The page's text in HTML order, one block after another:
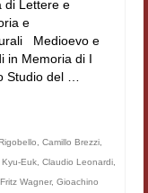
di Lettere e
e
Medioevo e
in Memoria di I
Studio del …
Camillo Brezzi
Euk Claudio Leonardi
Fritz Wagner, Gioachino